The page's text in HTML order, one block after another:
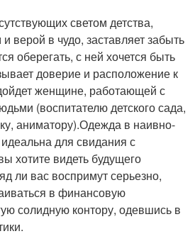
светом детства,
верой в чудо, заставляет забыть
оберегать, с ней хочется быть
доверие и расположение к
женщине, работающей с
(воспитателю детского сада,
аниматору).Одежда в наивно-
для свидания с
хотите видеть будущего
ли вас воспримут серьезно,
в финансовую
солидную контору, одевшись в